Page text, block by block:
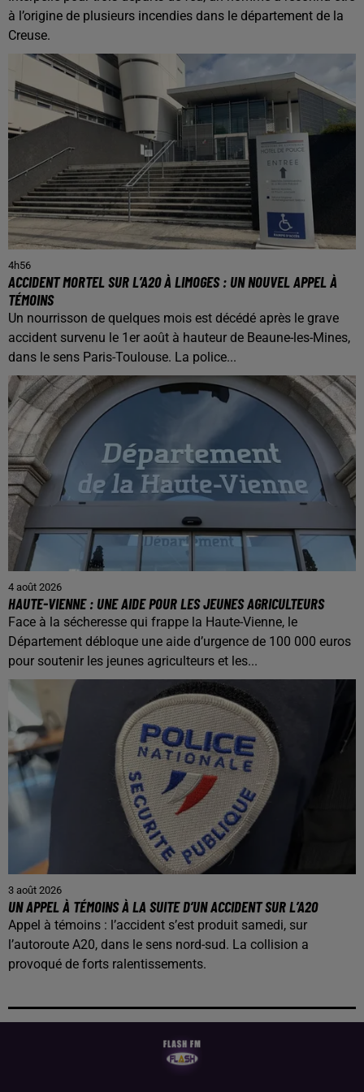
à l’origine de plusieurs incendies dans le département de la
Creuse.
4h56
ACCIDENT MORTEL SUR L’A20 À LIMOGES : UN NOUVEL APPEL À
TÉMOINS
Un nourrisson de quelques mois est décédé après le grave
accident survenu le 1er août à hauteur de Beaune-les-Mines,
dans le sens Paris-Toulouse. La police...
4 août 2026
HAUTE-VIENNE : UNE AIDE POUR LES JEUNES AGRICULTEURS
Face à la sécheresse qui frappe la Haute-Vienne, le
Département débloque une aide d’urgence de 100 000 euros
pour soutenir les jeunes agriculteurs et les...
3 août 2026
UN APPEL À TÉMOINS À LA SUITE D’UN ACCIDENT SUR L’A20
Appel à témoins : l’accident s’est produit samedi, sur
l’autoroute A20, dans le sens nord-sud. La collision a
provoqué de forts ralentissements.